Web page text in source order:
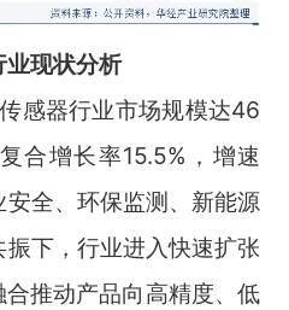
业现状分析
感器行业市场规模达46
合增长率15.5%，增速
全、环保监测、新能源
下，行业进入快速扩张
推动产品向高精度、低